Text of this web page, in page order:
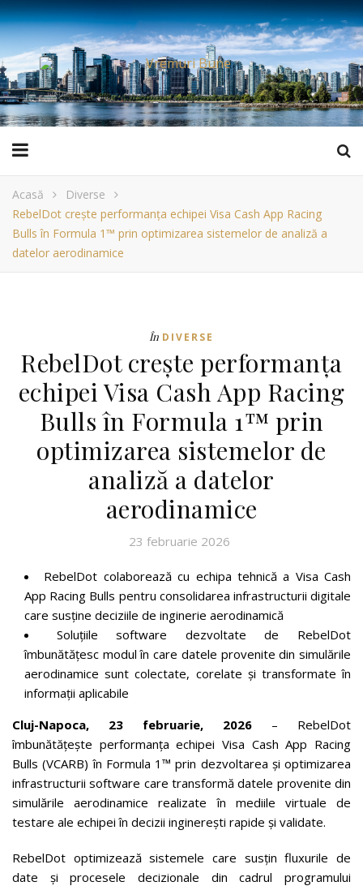
Acasă
Diverse
RebelDot crește performanța echipei Visa Cash App Racing
Bulls în Formula 1™ prin optimizarea sistemelor de analiză a
datelor aerodinamice
În DIVERSE
RebelDot crește performanța
echipei Visa Cash App Racing
Bulls în Formula 1™ prin
optimizarea sistemelor de
analiză a datelor
aerodinamice
23 februarie 2026
RebelDot colaborează cu echipa tehnică a Visa Cash
App Racing Bulls pentru consolidarea infrastructurii digitale
care susține deciziile de inginerie aerodinamică
Soluțiile software dezvoltate de RebelDot
îmbunătățesc modul în care datele provenite din simulările
aerodinamice sunt colectate, corelate și transformate în
informații aplicabile
Cluj-Napoca, 23 februarie, 2026 – RebelDot
îmbunătățește performanța echipei Visa Cash App Racing
Bulls (VCARB) în Formula 1™ prin dezvoltarea și optimizarea
infrastructurii software care transformă datele provenite din
simulările aerodinamice realizate în mediile virtuale de
testare ale echipei în decizii inginerești rapide și validate.
RebelDot optimizează sistemele care susțin fluxurile de
date și procesele decizionale din cadrul programului